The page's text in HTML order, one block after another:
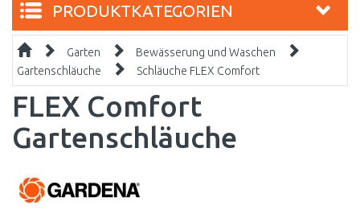
PRODUKTKATEGORIEN
Garten
Bewässerung und Waschen
Gartenschläuche
Schläuche FLEX Comfort
FLEX Comfort
Gartenschläuche